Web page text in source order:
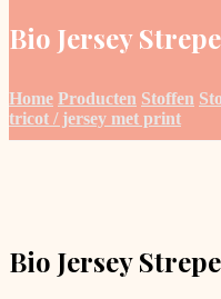
Bio Jersey
Home Producten Stoffen
tricot / jersey met print
Bio Jersey